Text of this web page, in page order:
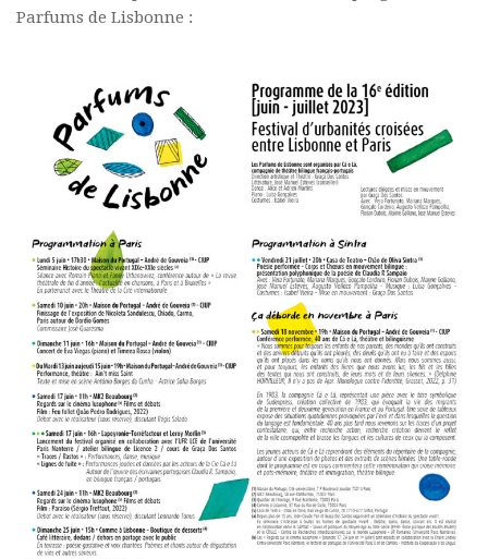
Programmes
Rapports
Agrégation et Capes
« Au menu »
Actualités
Annonces
Minutes de Fred
Vous abonner / commander un numéro
Vous abonner
Commander un numéro PDF
Commander un numéro papier
Pour publier / Normes
Parfums de Lisbonne :